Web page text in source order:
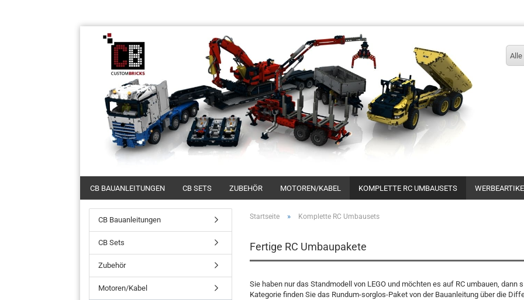
Konto erstellen
Alle
CB BAUANLEITUNGEN CB SETS ZUBEHÖR MOTOREN/KABEL KOMPLETTE RC UMBAUSETS
Startseite » Komplette RC Umbausets
Fertige RC Umbaupakete
Sie haben nur das Standmodell von LEGO und möchten es auf RC umbauen, dann
Kategorie finden Sie das Rundum-sorglos-Paket von der Bauanleitung über die
CB Bauanleitungen
CB Sets
Zubehör
Motoren/Kabel